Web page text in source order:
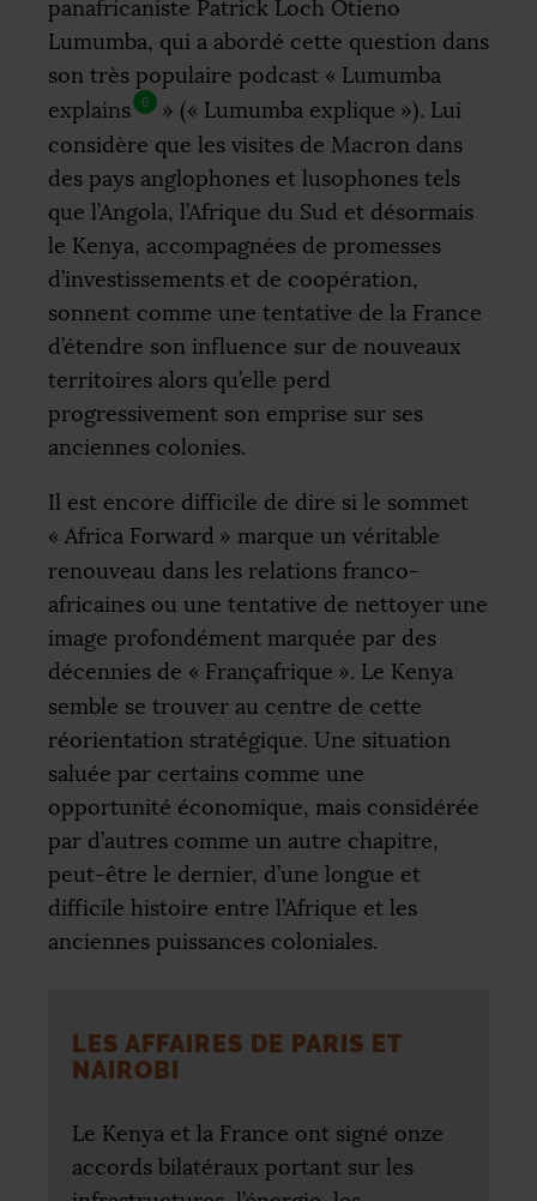
panafricaniste Patrick Loch Otieno
Lumumba, qui a abordé cette question dans
son très populaire podcast « Lumumba
explains
6 » (« Lumumba explique »). Lui
considère que les visites de Macron dans
des pays anglophones et lusophones tels
que l’Angola, l’Afrique du Sud et désormais
le Kenya, accompagnées de promesses
d’investissements et de coopération,
sonnent comme une tentative de la France
d’étendre son influence sur de nouveaux
territoires alors qu’elle perd
progressivement son emprise sur ses
anciennes colonies.
Il est encore difficile de dire si le sommet
« Africa Forward » marque un véritable
renouveau dans les relations franco-
africaines ou une tentative de nettoyer une
image profondément marquée par des
décennies de « Françafrique ». Le Kenya
semble se trouver au centre de cette
réorientation stratégique. Une situation
saluée par certains comme une
opportunité économique, mais considérée
par d’autres comme un autre chapitre,
peut-être le dernier, d’une longue et
difficile histoire entre l’Afrique et les
anciennes puissances coloniales.
LES AFFAIRES DE PARIS ET
NAIROBI
Le Kenya et la France ont signé onze
accords bilatéraux portant sur les